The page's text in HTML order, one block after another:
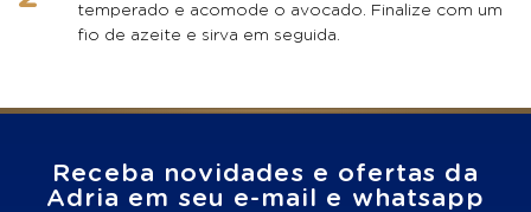
temperado e acomode o avocado. Finalize com um
fio de azeite e sirva em seguida.
Receba novidades e ofertas da
Adria em seu e-mail e whatsapp